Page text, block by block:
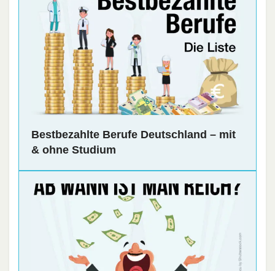
Bestbezahlte Berufe Deutschland – mit
& ohne Studium